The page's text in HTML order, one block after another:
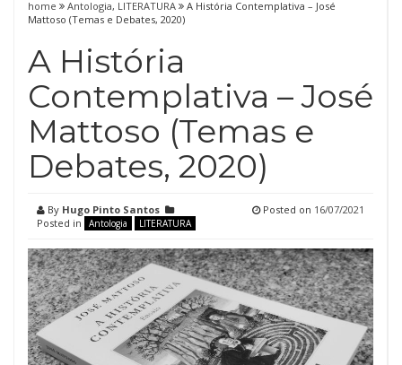
home Antologia, LITERATURA
A História Contemplativa – José
Mattoso (Temas e Debates, 2020)
A História
Contemplativa – José
Mattoso (Temas e
Debates, 2020)
By Hugo Pinto Santos
Posted in
Antologia LITERATURA
Posted on 16/07/2021